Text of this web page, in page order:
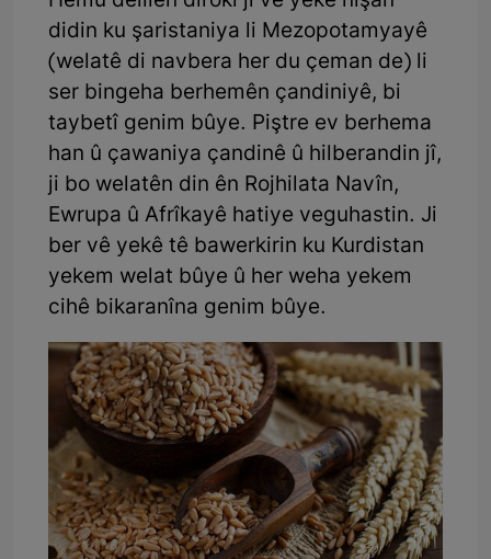
didin ku şaristaniya li Mezopotamyayê
(welatê di navbera her du çeman de) li
ser bingeha berhemên çandiniyê, bi
taybetî genim bûye. Piştre ev berhema
han û çawaniya çandinê û hilberandin jî,
ji bo welatên din ên Rojhilata Navîn,
Ewrupa û Afrîkayê hatiye veguhastin. Ji
ber vê yekê tê bawerkirin ku Kurdistan
yekem welat bûye û her weha yekem
cihê bikaranîna genim bûye.